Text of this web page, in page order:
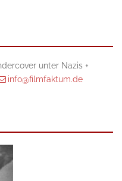
unter Nazis +
info@filmfaktum.de